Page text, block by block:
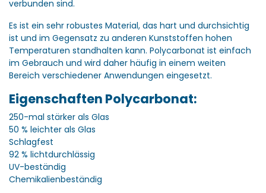
verbunden sind.
Es ist ein sehr robustes Material, das hart und durchsichtig
ist und im Gegensatz zu anderen Kunststoffen hohen
Temperaturen standhalten kann. Polycarbonat ist einfach
im Gebrauch und wird daher häufig in einem weiten
Bereich verschiedener Anwendungen eingesetzt.
Eigenschaften Polycarbonat:
250-mal stärker als Glas
50 % leichter als Glas
Schlagfest
92 % lichtdurchlässig
UV-beständig
Chemikalienbeständig